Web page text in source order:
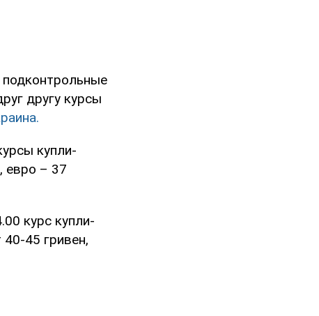
другу курсы
купли-
евро – 37
курс купли-
45 гривен,